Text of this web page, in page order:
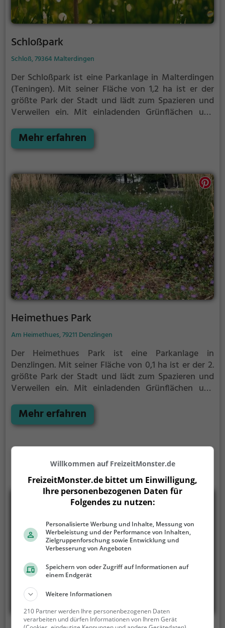
Schloßpark
Schloß, 79364 Malterdingen
Der Schloßpark ist eine Parkanlage in Malterdingen
(Teningen). Mit seiner Fläche von 1,2 ha ist er der
größte Park der Stadt und lädt zum Spazieren und
Verweilen ein. Mit einladenden Grünflächen und
Möglichkeiten zur Entspannung.
Mehr erfahren
Heimethues Park
Am Heimethues, 79211 Denzlingen
Der Heimethues Park ist eine Parkanlage in
Denzlingen. Mit seiner Fläche von 0,1 ha ist er der 2.
größte Park der Stadt und lädt zum Spazieren und
Verweilen ein. Mit einladenden Grünflächen und
zahlreiche Möglichkeiten zur Entspannung.
Mehr erfahren
Willkommen auf FreizeitMonster.de
FreizeitMonster.de bittet um Einwilligung,
Ihre personenbezogenen Daten für
Folgendes zu nutzen:
Personalisierte Werbung und Inhalte, Messung von
Werbeleistung und der Performance von Inhalten,
Zielgruppenforschung sowie Entwicklung und
Verbesserung von Angeboten
Speichern von oder Zugriff auf Informationen auf
einem Endgerät
Weitere Informationen
210 Partner werden Ihre personenbezogenen Daten
verarbeiten und dürfen Informationen von Ihrem Gerät